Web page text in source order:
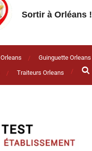
Sortir à Orléans !
Guinguette Orleans
Traiteurs Orleans